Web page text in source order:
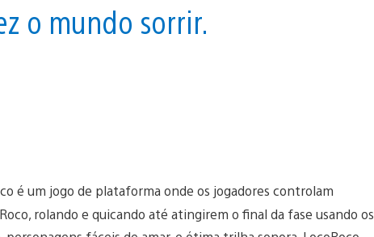
o mundo sorrir.
é um jogo de plataforma onde os jogadores controlam
rolando e quicando até atingirem o final da fase usando os